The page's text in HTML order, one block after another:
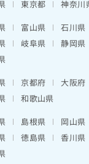
東京都 神奈川
富山県 石川県
岐阜県 静岡県
京都府 大阪府
和歌山県
島根県 岡山県
徳島県 香川県